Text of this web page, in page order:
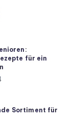
für ein
Sortiment für